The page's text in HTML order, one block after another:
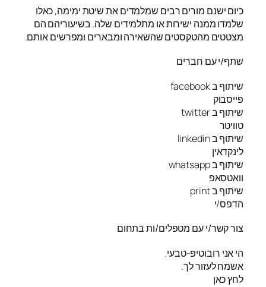
כיום ישנם מורים רבים שמלמדים את שיטת ימימה, כאלו
שלמדו ממנה ישירות או מתלמידים שלה. בשיעוריהם הם
מצטטים מהטקסטים שהשאירה ומבארים ומפרשים אותם.
שתף/י עם חברים
שיתוף ב facebook
פייסבוק
שיתוף ב twitter
טוויטר
שיתוף ב linkedin
לינקדאין
שיתוף ב whatsapp
וואטסאפ
שיתוף ב print
הדפס/י
צור קשר/י עם מטפלים/ות בתחום
הי אני רובוטיפ-טבעי.
אשמח לעזור לך.
לחץ כאן